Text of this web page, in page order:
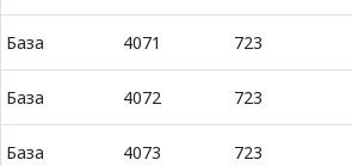
База 4071 723
База 4072 723
База 4073 723